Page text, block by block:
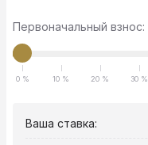
Первоначальный взнос:
0 % 10 % 20 % 30 %
Ваша ставка: